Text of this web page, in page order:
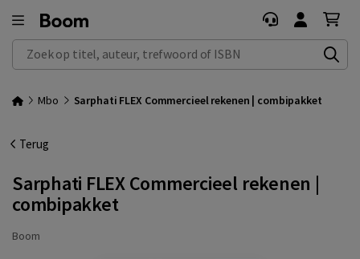
Zoek op titel, auteur, trefwoord of ISBN
Mbo Sarphati FLEX Commercieel rekenen | combipakket
Terug
Sarphati FLEX Commercieel rekenen |
combipakket
Boom